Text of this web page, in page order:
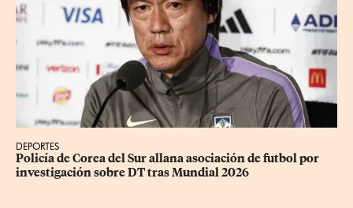
DEPORTES
Policía de Corea del Sur allana asociación de futbol por
investigación sobre DT tras Mundial 2026